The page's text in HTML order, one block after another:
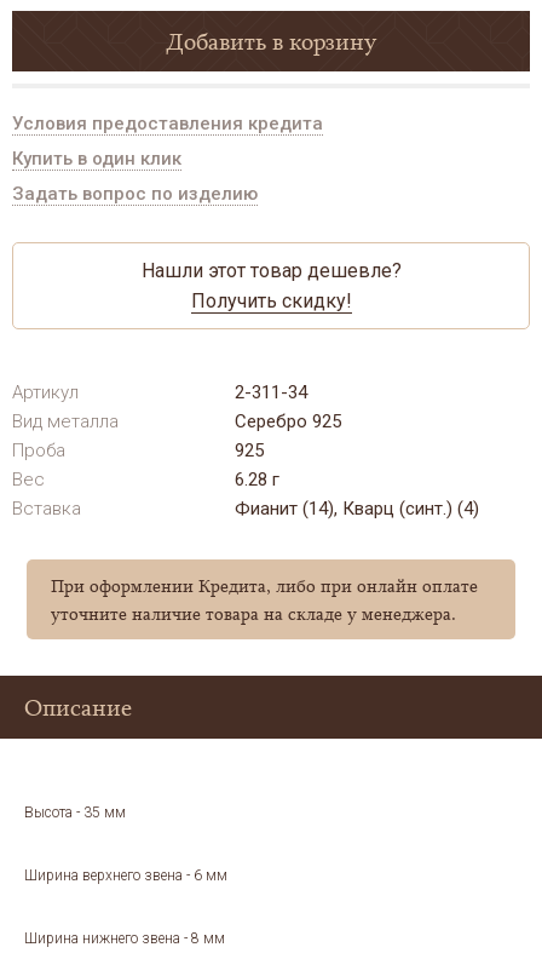
Добавить в корзину
Условия предоставления кредита
Купить в один клик
Задать вопрос по изделию
Нашли этот товар дешевле?
Получить скидку!
Артикул
2-311-34
Вид металла
Серебро 925
Проба
925
Вес
6.28 г
Вставка
Фианит (14), Кварц (синт.) (4)
При оформлении Кредита, либо при онлайн оплате
уточните наличие товара на складе у менеджера.
Описание
Высота - 35 мм
Ширина верхнего звена - 6 мм
Ширина нижнего звена - 8 мм